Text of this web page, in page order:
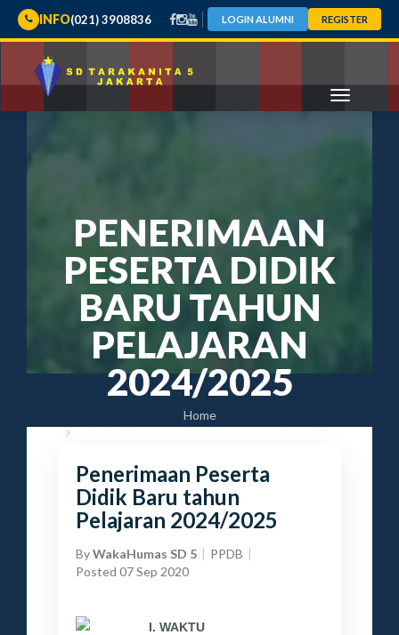
INFO(021) 3908836 LOGIN ALUMNI REGISTER
PENERIMAAN
PESERTA DIDIK
BARU TAHUN
PELAJARAN
2024/2025
Home
Penerimaan Peserta
Didik Baru tahun
Pelajaran 2024/2025
ByWakaHumas SD 5
PPDB
Posted 07 Sep 2020
I. WAKTU